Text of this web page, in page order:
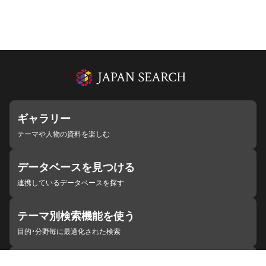
ギャラリー
テーマや人物の資料を楽しむ
データベースを見つける
連携しているデータベースを探す
テーマ別検索機能を使う
目的・分野毎に最適化された検索